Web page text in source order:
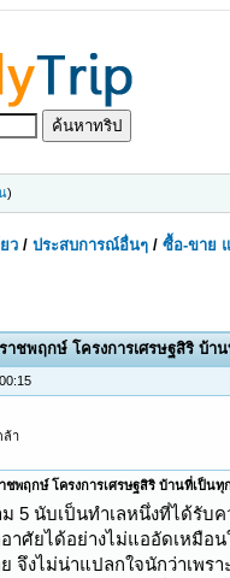
)
ว /ประสบการณ์อื่นๆ /ซื้อ-ขาย
าชพฤกษ์ โครงการเศรษฐสิริ บ้
ล้า
ชพฤกษ์ โครงการเศรษฐสิริ บ้านที่เป็น
5 นับเป็นทำเลหนึ่งที่ได้รับ
าศัยได้อย่างไม่แออัดเหมือ
จึงไม่น่าแปลกใจนักว่าเพร